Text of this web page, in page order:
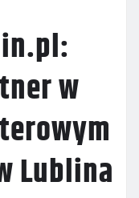
w
Lublina